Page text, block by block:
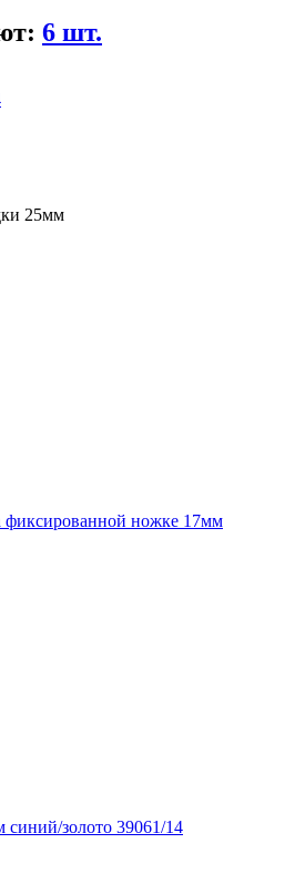
6 шт.
25мм
фиксированной ножке 17мм
золото 39061/14